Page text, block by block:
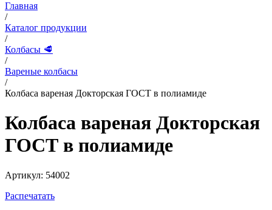
Главная
/
Каталог продукции
/
Колбасы 🥩
/
Вареные колбасы
/
Колбаса вареная Докторская ГОСТ в полиамиде
Колбаса вареная Докторская
ГОСТ в полиамиде
Артикул: 54002
Распечатать